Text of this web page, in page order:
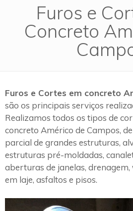
Furos e
Concreto
Furos e Cortes em concreto
são os principais serviços
Realizamos todos os tipos de
concreto Américo de Campos,
parcial de grandes estruturas,
estruturas pré-moldadas,
aberturas de janelas, drenagem,
em laje, asfaltos e pisos.